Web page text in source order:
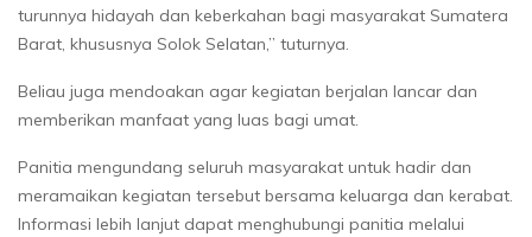
turunnya hidayah dan keberkahan bagi masyarakat Sumatera
Barat, khususnya Solok Selatan,” tuturnya.
Beliau juga mendoakan agar kegiatan berjalan lancar dan
memberikan manfaat yang luas bagi umat.
Panitia mengundang seluruh masyarakat untuk hadir dan
meramaikan kegiatan tersebut bersama keluarga dan kerabat.
Informasi lebih lanjut dapat menghubungi panitia melalui